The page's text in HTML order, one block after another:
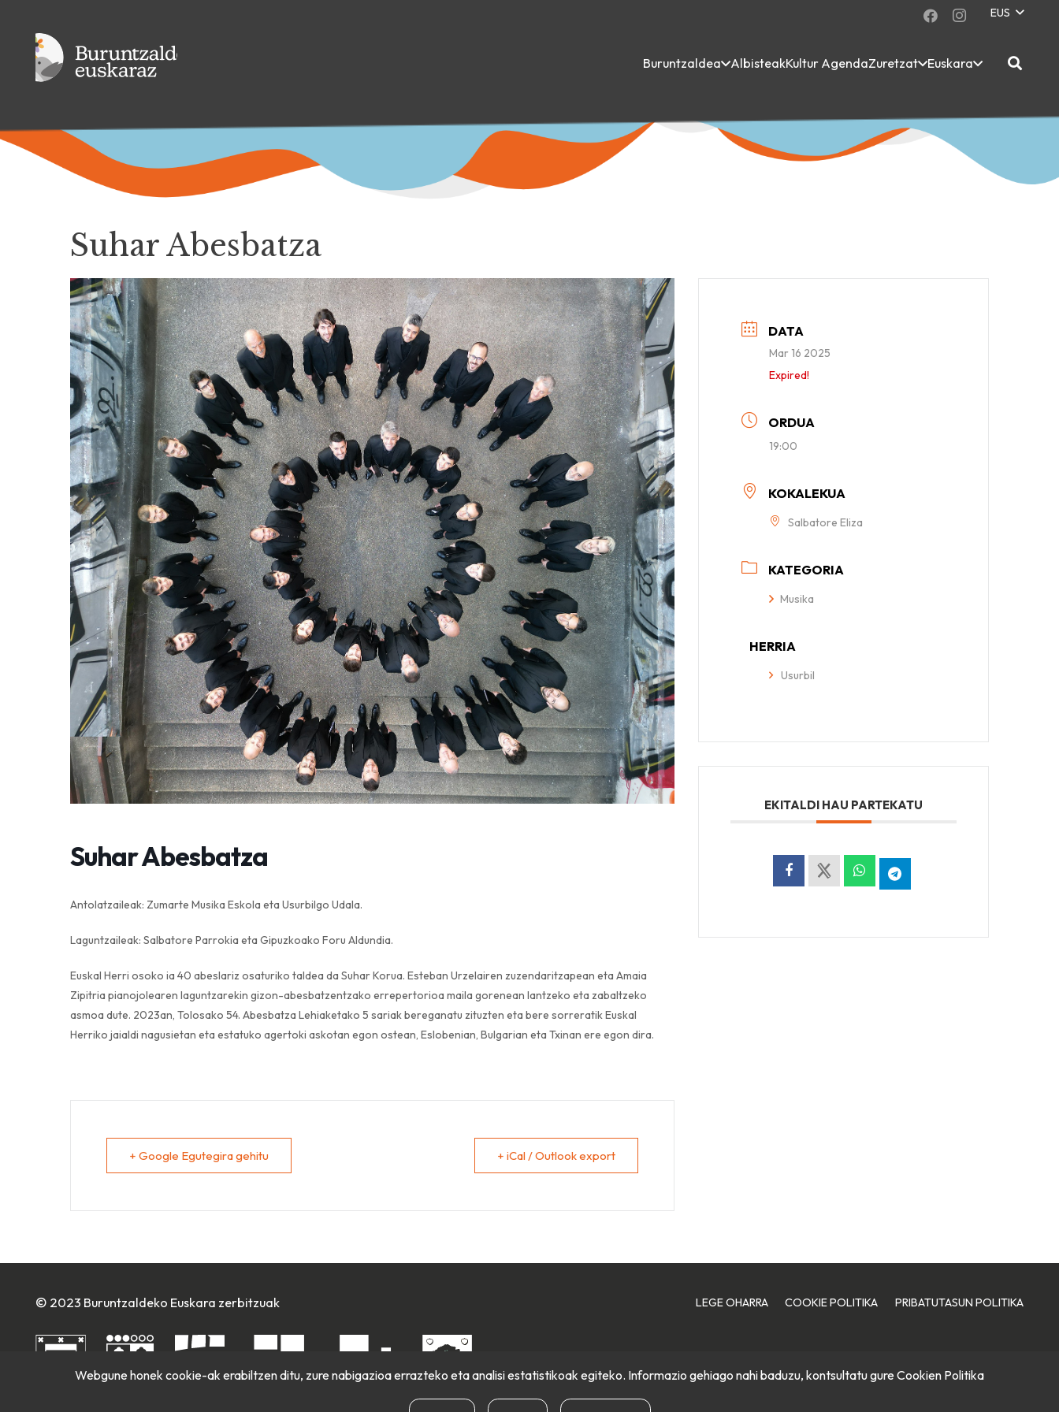
EUS
Buruntzaldea AlbisteakKultur AgendaZuretzat Euskara
Suhar Abesbatza
Suhar Abesbatza
Antolatzaileak: Zumarte Musika Eskola eta Usurbilgo Udala.
Laguntzaileak: Salbatore Parrokia eta Gipuzkoako Foru Aldundia.
Euskal Herri osoko ia 40 abeslariz osaturiko taldea da Suhar Korua. Esteban Urzelairen zuzendaritzapean eta Amaia
Zipitria pianojolearen laguntzarekin gizon-abesbatzentzako errepertorioa maila gorenean lantzeko eta zabaltzeko
asmoa dute. 2023an, Tolosako 54. Abesbatza Lehiaketako 5 sariak bereganatu zituzten eta bere sorreratik Euskal
Herriko jaialdi nagusietan eta estatuko agertoki askotan egon ostean, Eslobenian, Bulgarian eta Txinan ere egon dira.
+ Google Egutegira gehitu + iCal / Outlook export
DATA
Mar 16 2025
Expired!
ORDUA
19:00
KOKALEKUA
Salbatore Eliza
KATEGORIA
Musika
HERRIA
Usurbil
EKITALDI HAU PARTEKATU
© 2023 Buruntzaldeko Euskara zerbitzuak LEGE OHARRA COOKIE POLITIKA PRIBATUTASUN POLITIKA
Webgune honek cookie-ak erabiltzen ditu, zure nabigazioa errazteko eta analisi estatistikoak egiteko. Informazio gehiago nahi baduzu, kontsultatu gure Cookien Politika